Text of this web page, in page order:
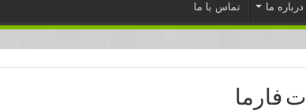
درباره ما تماس با ما
فارما